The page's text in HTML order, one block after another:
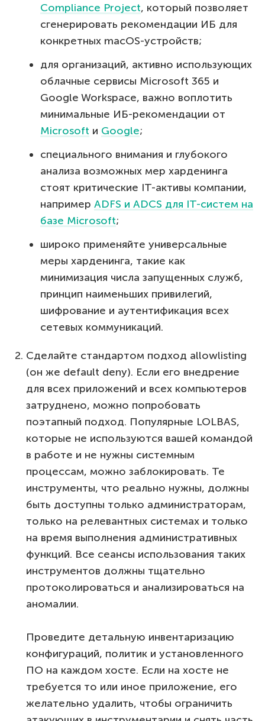
Compliance Project, который позволяет
сгенерировать рекомендации ИБ для
конкретных macOS-устройств;
для организаций, активно использующих
облачные сервисы Microsoft 365 и
Google Workspace, важно воплотить
минимальные ИБ-рекомендации от
Microsoft и Google;
специального внимания и глубокого
анализа возможных мер харденинга
стоят критические IT-активы компании,
например ADFS и ADCS для IT-систем на
базе Microsoft;
широко применяйте универсальные
меры харденинга, такие как
минимизация числа запущенных служб,
принцип наименьших привилегий,
шифрование и аутентификация всех
сетевых коммуникаций.
Сделайте стандартом подход allowlisting
(он же default deny). Если его внедрение
для всех приложений и всех компьютеров
затруднено, можно попробовать
поэтапный подход. Популярные LOLBAS,
которые не используются вашей командой
в работе и не нужны системным
процессам, можно заблокировать. Те
инструменты, что реально нужны, должны
быть доступны только администраторам,
только на релевантных системах и только
на время выполнения административных
функций. Все сеансы использования таких
инструментов должны тщательно
протоколироваться и анализироваться на
аномалии.
Проведите детальную инвентаризацию
конфигураций, политик и установленного
ПО на каждом хосте. Если на хосте не
требуется то или иное приложение, его
желательно удалить, чтобы ограничить